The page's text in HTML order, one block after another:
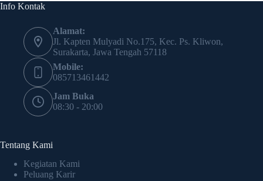
Info Kontak
Alamat:
Jl. Kapten Mulyadi No.175, Kec. Ps. Kliwon,
Surakarta, Jawa Tengah 57118
Mobile:
085713461442
Jam Buka
08:30 - 20:00
Tentang Kami
Kegiatan Kami
Peluang Karir